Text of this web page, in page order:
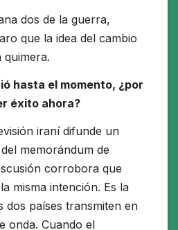
dos de la guerra,
que la idea del cambio
quimera.
hasta el momento, ¿por
éxito ahora?
iraní difunde un
memorándum de
corrobora que
misma intención. Es la
dos países transmiten en
onda. Cuando el